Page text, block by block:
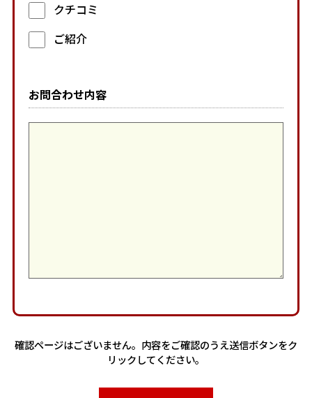
クチコミ
ご紹介
お問合わせ内容
確認ページはございません。内容をご確認のうえ送信ボタンをク
リックしてください。